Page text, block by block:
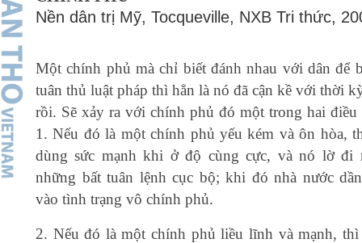
Nền dân trị Mỹ, Tocqueville, NXB Tri thức,
Một chính phủ mà chỉ biết đánh nhau với dân để
tuân thủ luật pháp thì hẳn là nó đã cận kề với thời
rồi. Sẽ xảy ra với chính phủ đó một trong hai điều
1. Nếu đó là một chính phủ yếu kém và ôn hòa,
dùng sức mạnh khi ở độ cùng cực, và nó lờ đi
những bất tuân lệnh cục bộ; khi đó nhà nước
vào tình trạng vô chính phủ.
2. Nếu đó là một chính phủ liều lĩnh và mạnh,